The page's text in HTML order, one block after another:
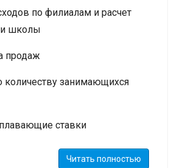
по филиалам и расчет
школы
продаж
количеству занимающихся
ставки
Читать полностью